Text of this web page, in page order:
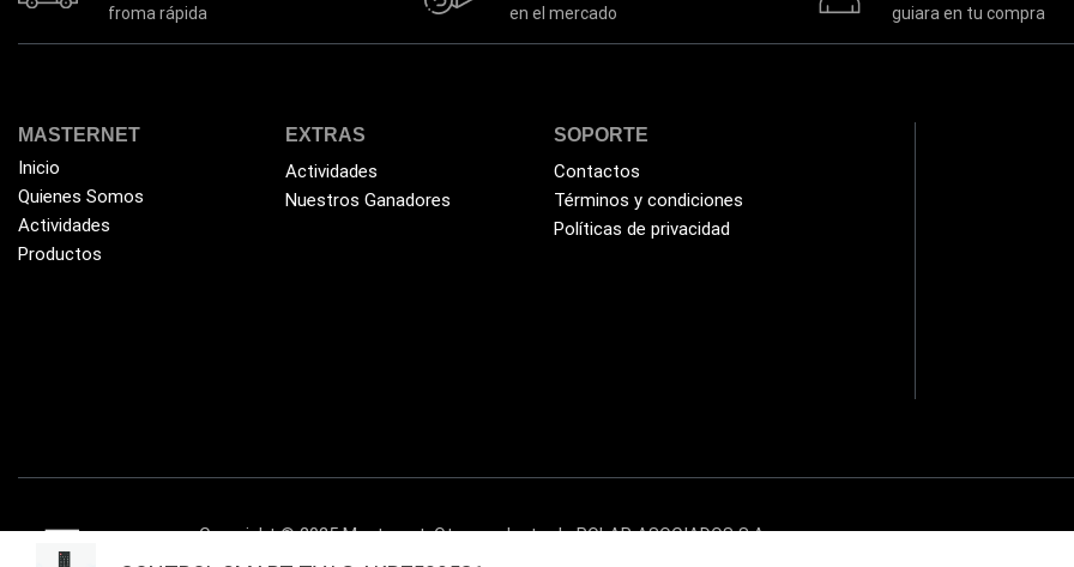
froma rápida
en el mercado
guiara en tu compra
MASTERNET
Inicio
Quienes Somos
Actividades
Productos
EXTRAS
Actividades
Nuestros Ganadores
SOPORTE
Contactos
Términos y condiciones
Políticas de privacidad
Copyright © 2025 Masternet. Otro producto de POLAR ASOCIADOS S.A.